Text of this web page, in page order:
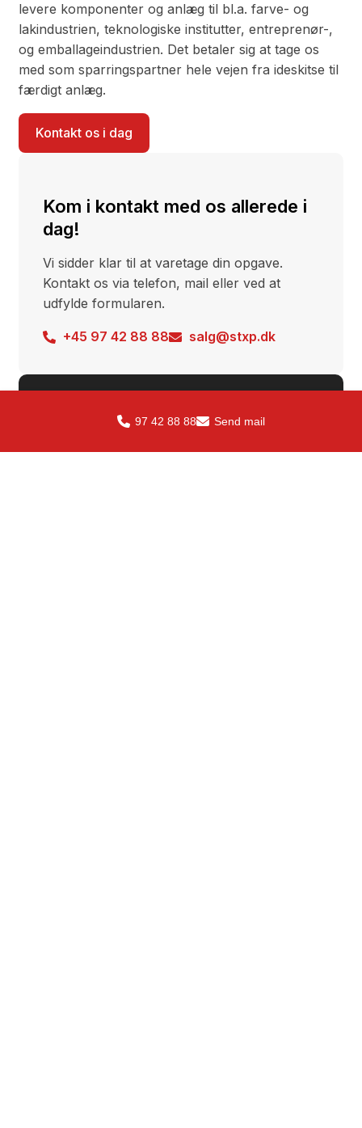
levere komponenter og anlæg til bl.a. farve- og
lakindustrien, teknologiske institutter, entreprenør-,
og emballageindustrien. Det betaler sig at tage os
med som sparringspartner hele vejen fra ideskitse til
færdigt anlæg.
Kontakt os i dag
Kom i kontakt med os allerede i
dag!
Vi sidder klar til at varetage din opgave.
Kontakt os via telefon, mail eller ved at
udfylde formularen.
+45 97 42 88 88 salg@stxp.dk
Certificeringer97 42 88 88 Send mail